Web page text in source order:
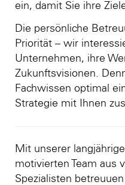
ein, damit Sie ihre
Die persönliche
Priorität – wir
Unternehmen, ihre
Zukunftsvisionen.
Fachwissen optimal
Strategie mit Ihnen
Mit unserer
motivierten Team aus
Spezialisten